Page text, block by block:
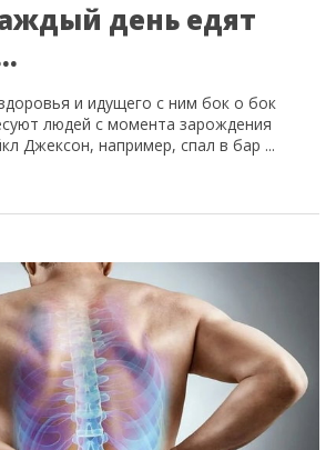
день едят
и идущего с ним бок о бок
людей с момента зарождения
Джексон, например, спал в бар ...